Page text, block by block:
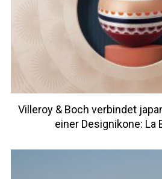
Villeroy & Boch verbindet
einer Designikone: La